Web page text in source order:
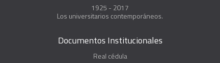
1925 - 2017
Los universitarios contemporáneos.
Documentos Institucionales
Real cédula